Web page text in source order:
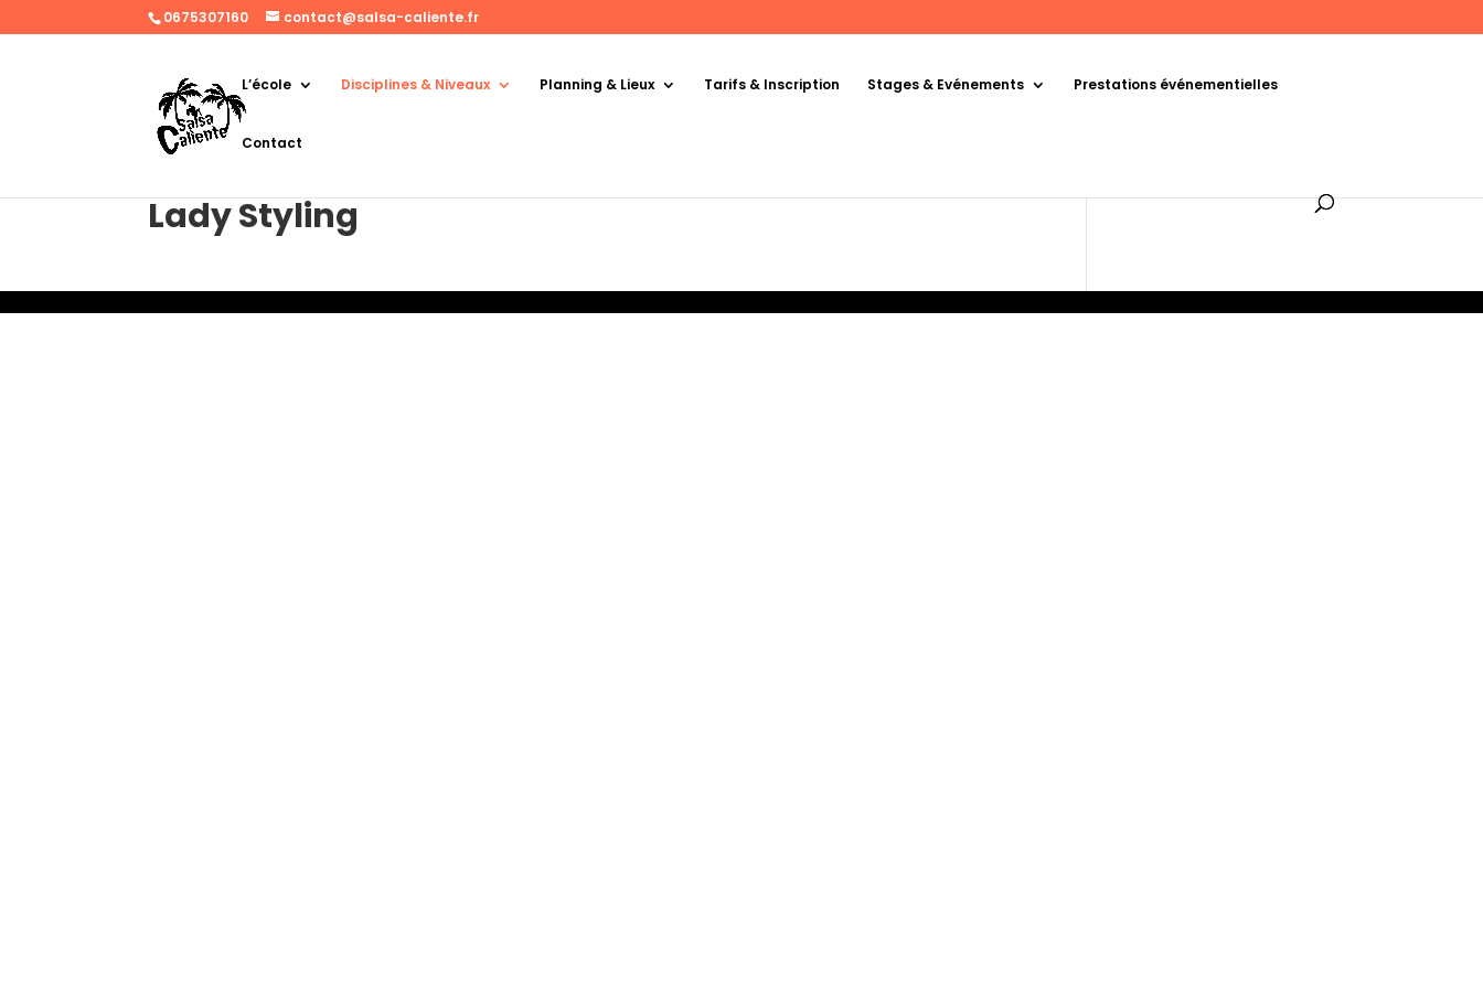
0675307160 contact@salsa-caliente.fr
L’école Disciplines & Niveaux Planning & Lieux Tarifs & Inscription Stages & Evénements Prestations événementielles
Contact
Lady Styling